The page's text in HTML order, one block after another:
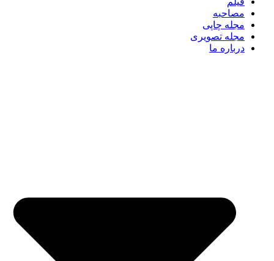
مصاحبه
مجله چاپی
مجله تصویری
درباره ما